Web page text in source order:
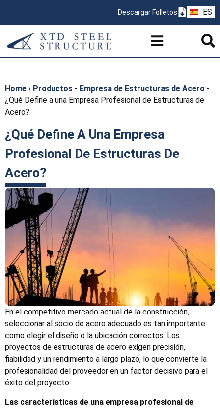
Descargar Folletos ES
PT
Home › Productos - Empresa de Estructuras de Acero -
¿Qué Define a una Empresa Profesional de Estructuras de
Acero?
¿Qué Define A Una Empresa
Profesional De Estructuras De
Acero?
En el competitivo mercado actual de la construcción,
seleccionar al socio de acero adecuado es tan importante
como elegir el diseño o la ubicación correctos. Los
proyectos de estructuras de acero exigen precisión,
fiabilidad y un rendimiento a largo plazo, lo que convierte la
profesionalidad del proveedor en un factor decisivo para el
éxito del proyecto.
Las características de una empresa profesional de